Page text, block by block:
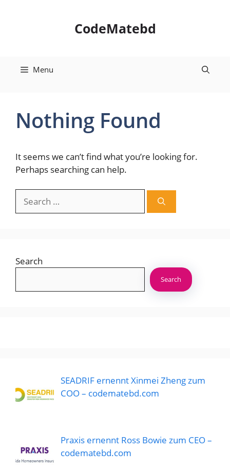
CodeMatebd
Menu
Nothing Found
It seems we can’t find what you’re looking for.
Perhaps searching can help.
for:
Search
Search
SEADRIF ernennt Xinmei Zheng zum
COO – codematebd.com
Praxis ernennt Ross Bowie zum CEO –
codematebd.com